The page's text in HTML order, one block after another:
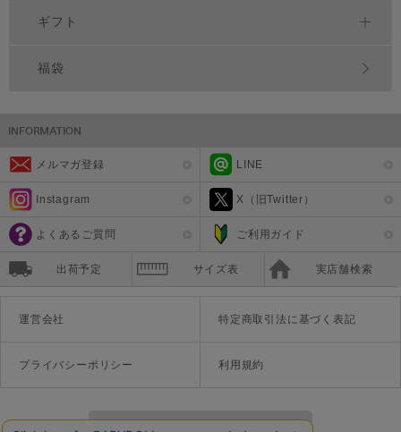
ギフト
福袋
メルマガ登録 LINE
Instagram X（旧Twitter）
よくあるご質問 ご利用ガイド
出荷予定 サイズ表 実店舗検索
運営会社 特定商取引法に基づく表記
プライバシーポリシー 利用規約